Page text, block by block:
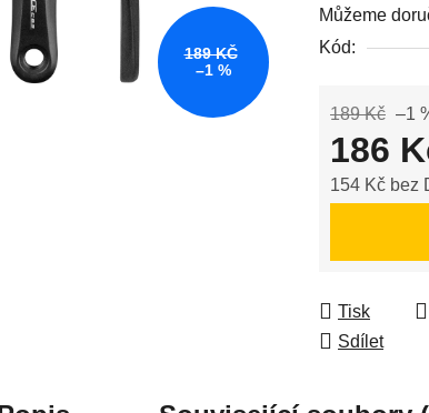
0,0
z
hvězdiček.
Můžeme
Kód:
189 Kč –1
186
154 Kč bez
Tisk
Sdílet
189 KČ
–1 %